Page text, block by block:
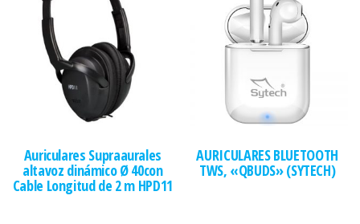
Auriculares Supraaurales
altavoz dinámico Ø 40con
Cable Longitud de 2 m HPD11
AURICULARES BLUETOOTH
TWS, «QBUDS» (SYTECH)